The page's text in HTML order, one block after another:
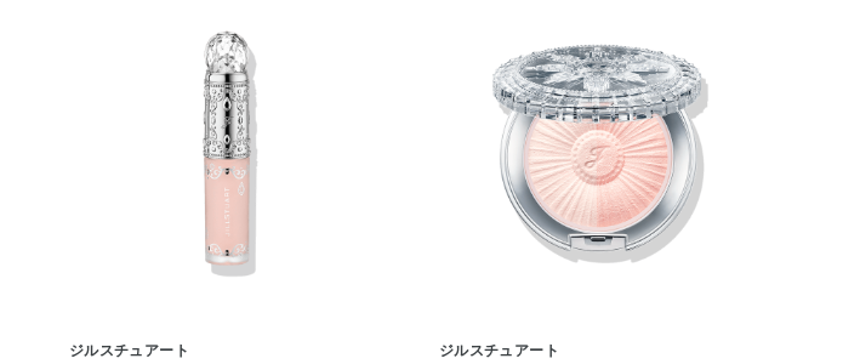
ジルスチュアート ジルスチュアート